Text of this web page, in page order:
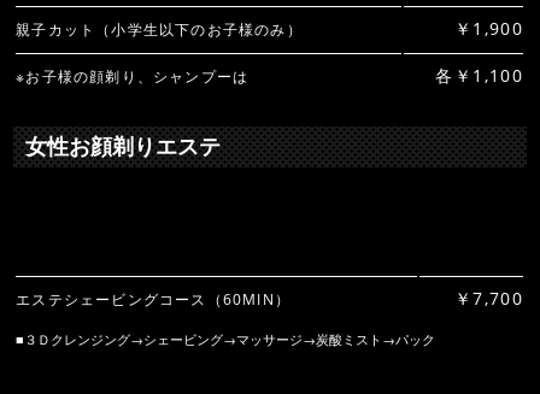
親子カット（小学生以下のお子様のみ） ￥1,900
※お子様の顔剃り、シャンプーは 各￥1,100
女性お顔剃りエステ
エステシェービングコース（60MIN） ￥7,700
■３Ｄクレンジング→シェービング→マッサージ→炭酸ミスト→パック